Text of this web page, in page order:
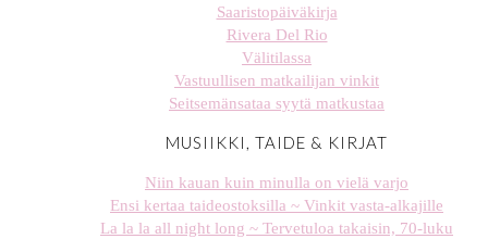
Saaristopäiväkirja
Rivera Del Rio
Välitilassa
Vastuullisen matkailijan vinkit
Seitsemänsataa syytä matkustaa
MUSIIKKI, TAIDE & KIRJAT
Niin kauan kuin minulla on vielä varjo
Ensi kertaa taideostoksilla ~ Vinkit vasta-alkajille
La la la all night long ~ Tervetuloa takaisin, 70-luku